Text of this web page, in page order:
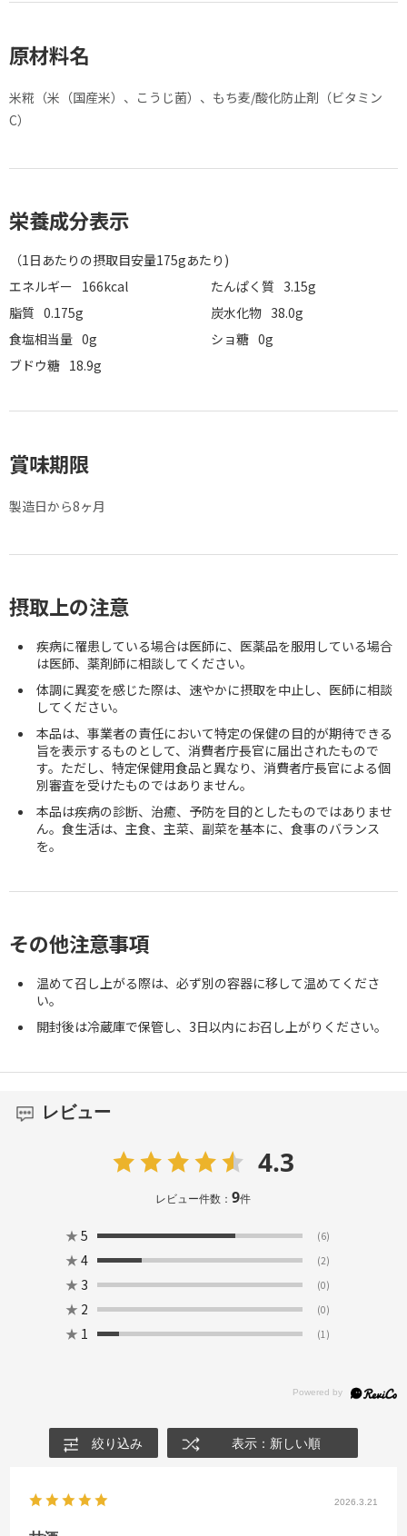
原材料名
米糀（米（国産米）、こうじ菌）、もち麦/酸化防止剤（ビタミン
C）
栄養成分表示
（1日あたりの摂取目安量175gあたり)
エネルギー 166kcal たんぱく質 3.15g
脂質 0.175g 炭水化物 38.0g
食塩相当量 0g ショ糖 0g
ブドウ糖 18.9g
賞味期限
製造日から8ヶ月
摂取上の注意
疾病に罹患している場合は医師に、医薬品を服用している場合
は医師、薬剤師に相談してください。
体調に異変を感じた際は、速やかに摂取を中止し、医師に相談
してください。
本品は、事業者の責任において特定の保健の目的が期待できる
旨を表示するものとして、消費者庁長官に届出されたもので
す。ただし、特定保健用食品と異なり、消費者庁長官による個
別審査を受けたものではありません。
本品は疾病の診断、治癒、予防を目的としたものではありませ
ん。食生活は、主食、主菜、副菜を基本に、食事のバランス
を。
その他注意事項
温めて召し上がる際は、必ず別の容器に移して温めてくださ
い。
開封後は冷蔵庫で保管し、3日以内にお召し上がりください。
レビュー
4.3
レビュー件数：9件
★ 5 (6)
★ 4 (2)
★ 3 (0)
★ 2 (0)
★ 1 (1)
絞り込み 表示：新しい順
2026.3.21